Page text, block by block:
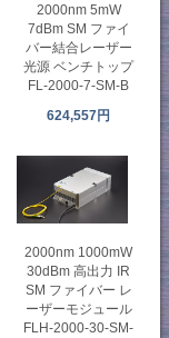
2000nm 5mW
7dBm SM ファイ
バー結合レーザー
光源 ベンチトップ
FL-2000-7-SM-B
624,557円
2000nm 1000mW
30dBm 高出力 IR
SM ファイバー レ
ーザーモジュール
FLH-2000-30-SM-